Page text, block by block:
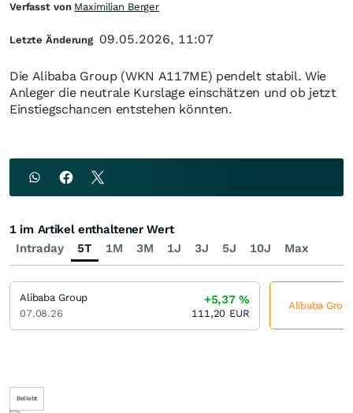
Die Alibaba Group (WKN A117ME) pendelt stabil. Wie
Anleger die neutrale Kurslage einschätzen und ob jetzt
Einstiegschancen entstehen könnten.
Beliebt
Verfasst von Maximilian Berger
Letzte Änderung 09.05.2026, 11:07
Intraday 5T 1M 3M 1J 3J 5J 10J Max
1 im Artikel enthaltener Wert
Alibaba Group
07.08.26
+5,37%
111,20 EUR
Alibaba